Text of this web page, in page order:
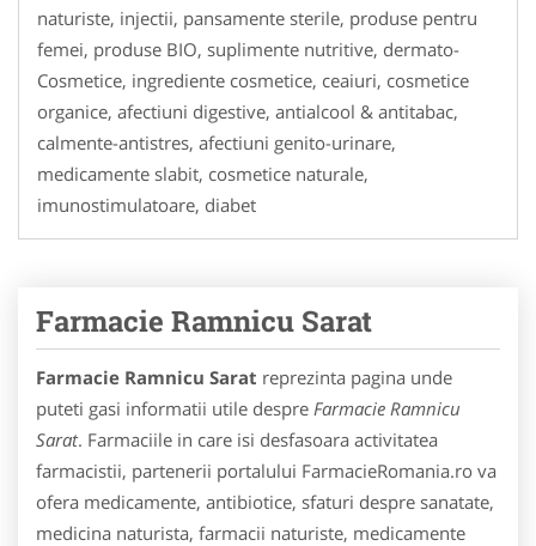
naturiste, injectii, pansamente sterile, produse pentru
femei, produse BIO, suplimente nutritive, dermato-
Cosmetice, ingrediente cosmetice, ceaiuri, cosmetice
organice, afectiuni digestive, antialcool & antitabac,
calmente-antistres, afectiuni genito-urinare,
medicamente slabit, cosmetice naturale,
imunostimulatoare, diabet
Farmacie Ramnicu Sarat
Farmacie Ramnicu Sarat reprezinta pagina unde
puteti gasi informatii utile despre Farmacie Ramnicu
Sarat. Farmaciile in care isi desfasoara activitatea
farmacistii, partenerii portalului FarmacieRomania.ro va
ofera medicamente, antibiotice, sfaturi despre sanatate,
medicina naturista, farmacii naturiste, medicamente